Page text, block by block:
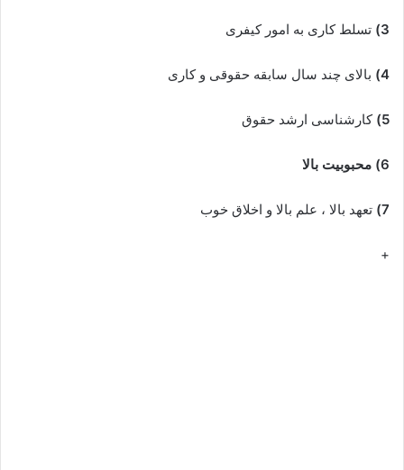
3) تسلط کاری به امور کیفری
4) بالای چند سال سابقه حقوقی و کاری
5) کارشناسی ارشد حقوق
6) محبوبیت بالا
7) تعهد بالا ، علم بالا و اخلاق خوب
+